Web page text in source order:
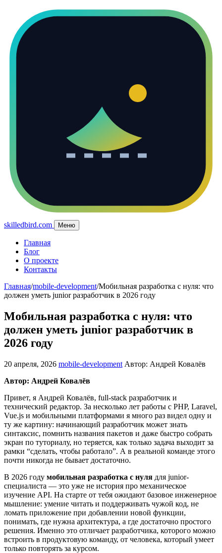
skilledbird.com Меню
Главная
Блог
О проекте
Контакты
Главная/mobile-development/Мобильная разработка с нуля: что
должен уметь junior разработчик в 2026 году
Мобильная разработка с нуля: что
должен уметь junior разработчик в
2026 году
20 апреля, 2026 mobile-development Автор: Андрей Ковалёв
Автор: Андрей Ковалёв
Привет, я Андрей Ковалёв, full-stack разработчик и
технический редактор. За несколько лет работы с PHP, Laravel,
Vue.js и мобильными платформами я много раз видел одну и
ту же картину: начинающий разработчик может знать
синтаксис, помнить названия пакетов и даже быстро собрать
экран по туториалу, но теряется, как только задача выходит за
рамки “сделать, чтобы работало”. А в реальной команде этого
почти никогда не бывает достаточно.
В 2026 году мобильная разработка с нуля для junior-
специалиста — это уже не история про механическое
изучение API. На старте от тебя ожидают базовое инженерное
мышление: умение читать и поддерживать чужой код, не
ломать приложение при добавлении новой функции,
понимать, где нужна архитектура, а где достаточно простого
решения. Именно это отличает разработчика, которого можно
встроить в продуктовую команду, от человека, который умеет
только повторять за курсом.